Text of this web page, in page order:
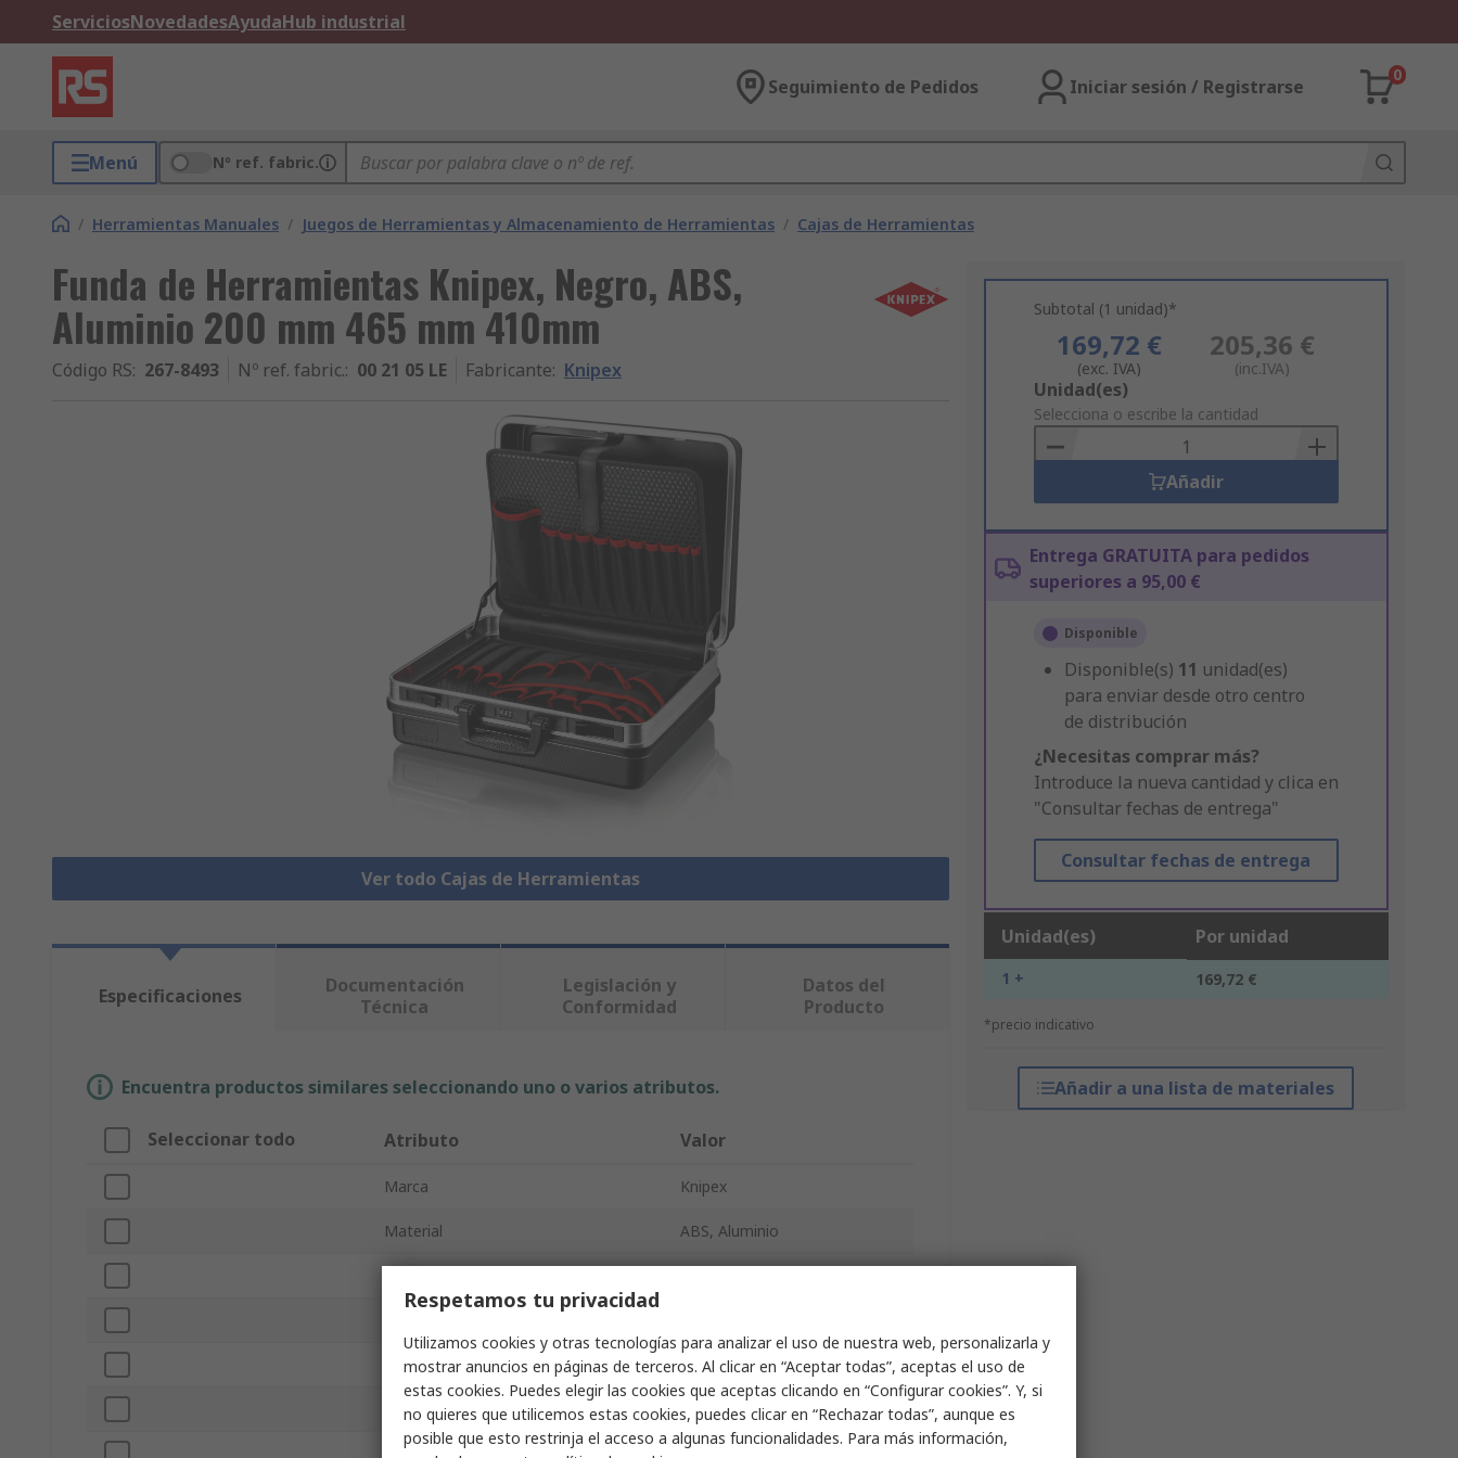
ServiciosNovedadesAyudaHub industrial
Seguimiento de Pedidos Iniciar sesión / Registrarse
0
Menú Nº ref. fabric.
/ Herramientas Manuales / Juegos de Herramientas y Almacenamiento de Herramientas / Cajas de Herramientas
Funda de Herramientas Knipex, Negro, ABS,
Aluminio 200 mm 465 mm 410mm
Código RS: 267-8493 Nº ref. fabric.: 00 21 05 LE Fabricante: Knipex
Ver todo Cajas de Herramientas
Subtotal (1 unidad)*
169,72 €
(exc. IVA)
205,36 €
(inc.IVA)
Add
to
Basket
Unidad(es)
Selecciona o escribe la cantidad
Añadir
Entrega GRATUITA para pedidos
superiores a 95,00 €
Disponible
Disponible(s) 11 unidad(es)
para enviar desde otro centro
de distribución
¿Necesitas comprar más?
Introduce la nueva cantidad y clica en
"Consultar fechas de entrega"
Consultar fechas de entrega
Unidad(es) Por unidad
1 + 169,72 €
*precio indicativo
Añadir a una lista de materiales
Especificaciones
Documentación
Técnica
Legislación y
Conformidad
Datos del
Producto
Encuentra productos similares seleccionando uno o varios atributos.
Seleccionar todo Atributo Valor
Marca Knipex
Material ABS, Aluminio
Longitud 465mm
Anchura 410mm
Altura 200mm
Respetamos tu privacidad
Utilizamos cookies y otras tecnologías para analizar el uso de nuestra web, personalizarla y
mostrar anuncios en páginas de terceros. Al clicar en “Aceptar todas”, aceptas el uso de
estas cookies. Puedes elegir las cookies que aceptas clicando en “Configurar cookies”. Y, si
no quieres que utilicemos estas cookies, puedes clicar en “Rechazar todas”, aunque es
posible que esto restrinja el acceso a algunas funcionalidades. Para más información,